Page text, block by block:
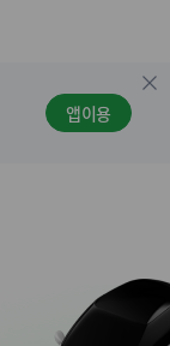
앱이용
닫